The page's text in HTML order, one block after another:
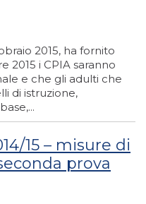
2015, ha fornito
2015 i CPIA saranno
e che gli adulti che
di istruzione,
15 – misure di
prova